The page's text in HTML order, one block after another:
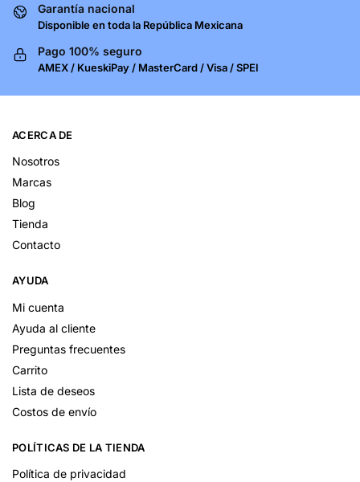
Garantía nacional
Disponible en toda la República Mexicana
Pago 100% seguro
AMEX / KueskiPay / MasterCard / Visa / SPEI
ACERCA DE
Nosotros
Marcas
Blog
Tienda
Contacto
AYUDA
Mi cuenta
Ayuda al cliente
Preguntas frecuentes
Carrito
Lista de deseos
Costos de envío
POLÍTICAS DE LA TIENDA
Política de privacidad